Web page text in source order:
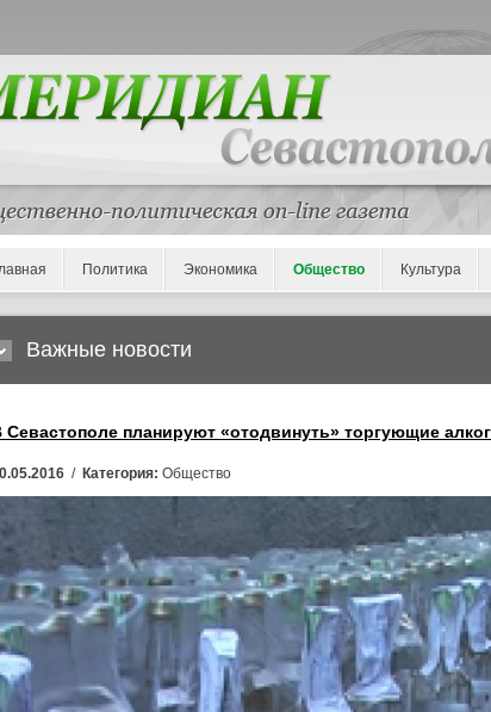
Политика Экономика Общество Культура
Важные новости
Севастополе планируют «отодвинуть» торгующие
/ Категория: Общество